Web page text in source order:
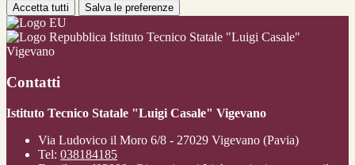
Accetta tutti Salva le preferenze
Istituto Tecnico Statale "Luigi Casale"
Vigevano
Contatti
Istituto Tecnico Statale "Luigi Casale" Vigevano
Via Ludovico il Moro 6/8 - 27029 Vigevano (Pavia)
Tel: 038184185